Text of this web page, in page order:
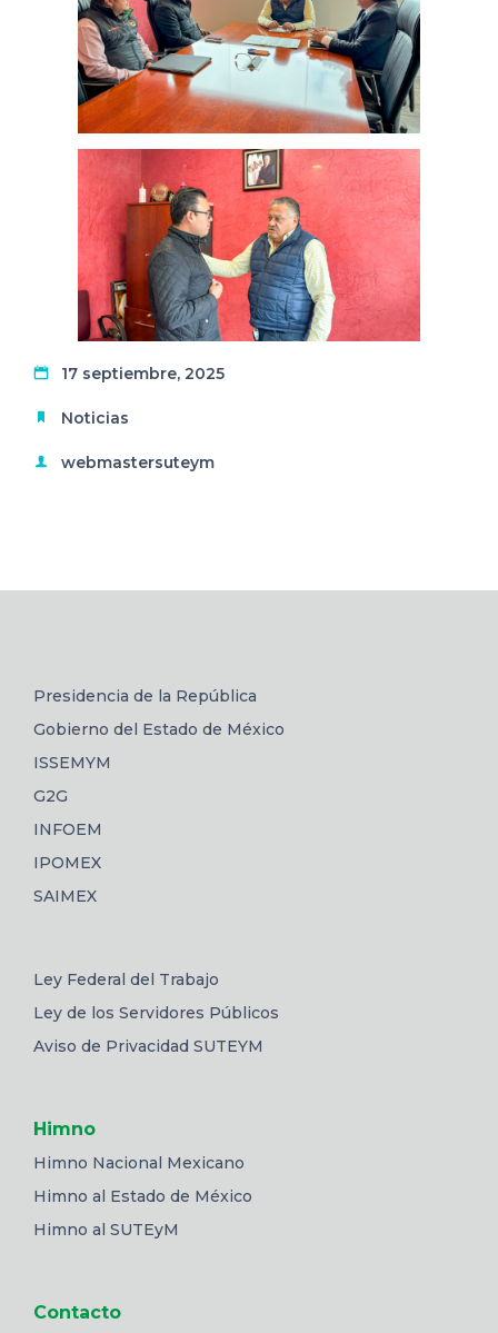
17 septiembre, 2025
Noticias
webmastersuteym
Presidencia de la República
Gobierno del Estado de México
ISSEMYM
G2G
INFOEM
IPOMEX
SAIMEX
Ley Federal del Trabajo
Ley de los Servidores Públicos
Aviso de Privacidad SUTEYM
Himno
Himno Nacional Mexicano
Himno al Estado de México
Himno al SUTEyM
Contacto